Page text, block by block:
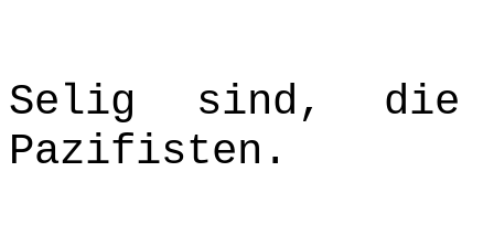
Selig sind, die
Pazifisten.